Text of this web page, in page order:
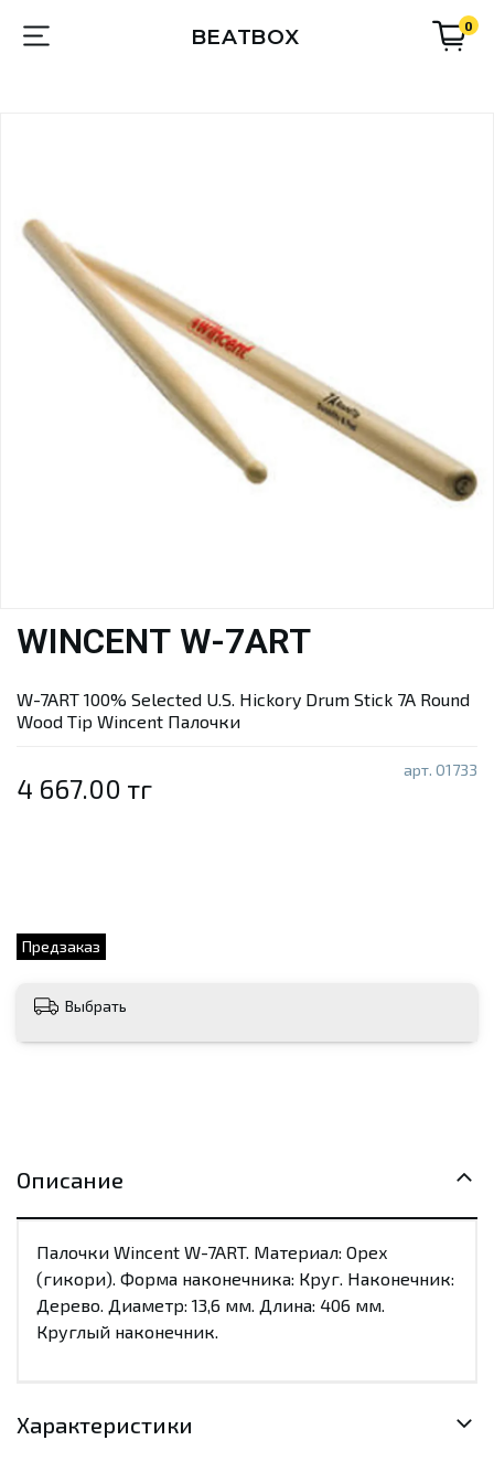
BEATBOX 0
арт. 01733
Предзаказ
WINCENT W-7ART
4 667.00 тг
W-7ART 100% Selected U.S. Hickory Drum Stick 7A Round
Wood Tip Wincent Палочки
Выбрать
Описание
Палочки Wincent W-7ART. Материал: Орех
(гикори). Форма наконечника: Круг. Наконечник:
Дерево. Диаметр: 13,6 мм. Длина: 406 мм.
Круглый наконечник.
Характеристики